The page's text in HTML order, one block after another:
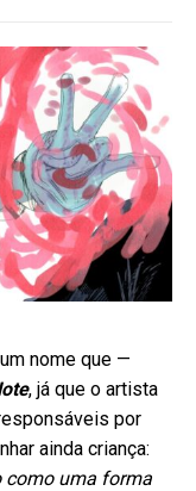
nome que —
, já que o artista
por
ainda criança:
como uma forma